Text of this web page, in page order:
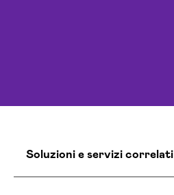
Soluzioni e servizi correlati